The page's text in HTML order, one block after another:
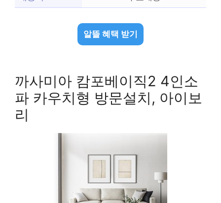
알뜰 혜택 받기
까사미아 캄포베이직2 4인소
파 카우치형 방문설치, 아이보
리